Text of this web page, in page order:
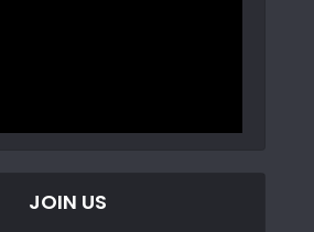
JOIN US